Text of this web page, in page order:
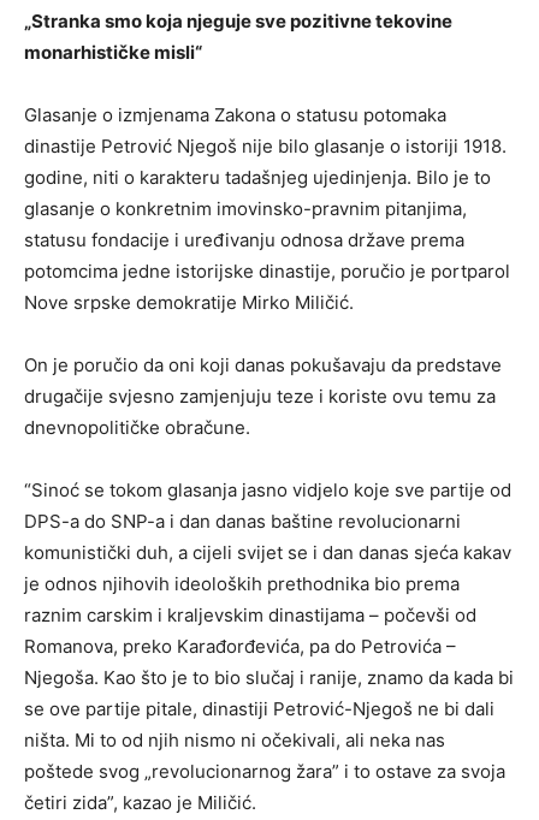
„Stranka smo koja njeguje sve pozitivne tekovine
monarhističke misli“
Glasanje o izmjenama Zakona o statusu potomaka
dinastije Petrović Njegoš nije bilo glasanje o istoriji 1918.
godine, niti o karakteru tadašnjeg ujedinjenja. Bilo je to
glasanje o konkretnim imovinsko-pravnim pitanjima,
statusu fondacije i uređivanju odnosa države prema
potomcima jedne istorijske dinastije, poručio je portparol
Nove srpske demokratije Mirko Miličić.
On je poručio da oni koji danas pokušavaju da predstave
drugačije svjesno zamjenjuju teze i koriste ovu temu za
dnevnopolitičke obračune.
“Sinoć se tokom glasanja jasno vidjelo koje sve partije od
DPS-a do SNP-a i dan danas baštine revolucionarni
komunistički duh, a cijeli svijet se i dan danas sjeća kakav
je odnos njihovih ideoloških prethodnika bio prema
raznim carskim i kraljevskim dinastijama – počevši od
Romanova, preko Karađorđevića, pa do Petrovića –
Njegoša. Kao što je to bio slučaj i ranije, znamo da kada bi
se ove partije pitale, dinastiji Petrović-Njegoš ne bi dali
ništa. Mi to od njih nismo ni očekivali, ali neka nas
poštede svog „revolucionarnog žara” i to ostave za svoja
četiri zida”, kazao je Miličić.